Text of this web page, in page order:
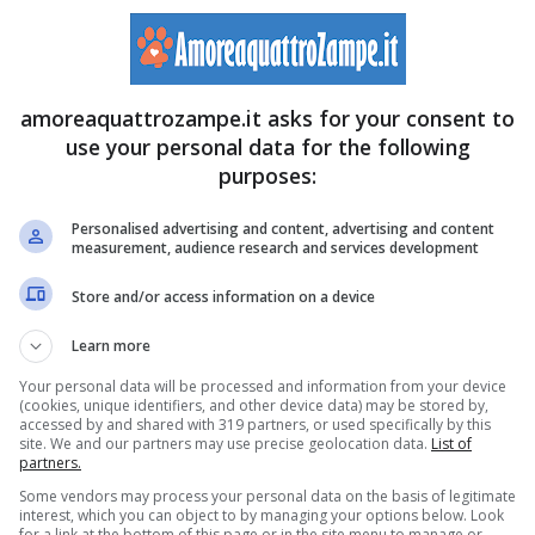
scegliere il fido da adottare all’interno di un
dei visitatori dei canili ogni giorno. Questa volta,
delle informazioni in anticipo sul suo conto.
amoreaquattrozampe.it asks for your consent to
use your personal data for the following
purposes:
Personalised advertising and content, advertising and content
measurement, audience research and services development
Store and/or access information on a device
Learn more
Your personal data will be processed and information from your device
(cookies, unique identifiers, and other device data) may be stored by,
accessed by and shared with 319 partners, or used specifically by this
site. We and our partners may use precise geolocation data. List of
partners.
Some vendors may process your personal data on the basis of legitimate
interest, which you can object to by managing your options below. Look